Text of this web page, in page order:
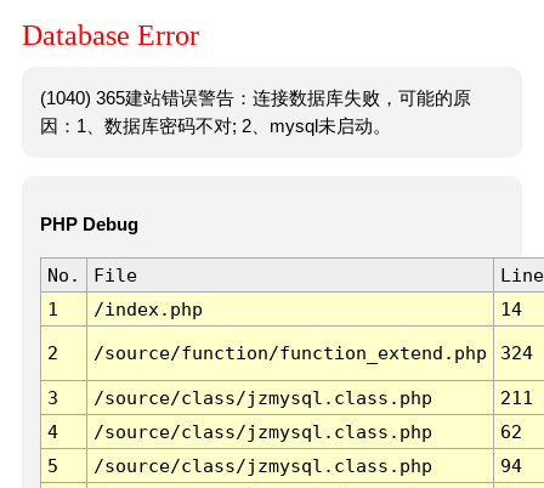
Database Error
(1040) 365建站错误警告：连接数据库失败，可能的原
因：1、数据库密码不对; 2、mysql未启动。
PHP Debug
No. File
Line
1
/index.php 14
2 /source/function/function_extend.php 324
3 /source/class/jzmysql.class.php
211
4
/source/class/jzmysql.class.php
62
5
/source/class/jzmysql.class.php
94